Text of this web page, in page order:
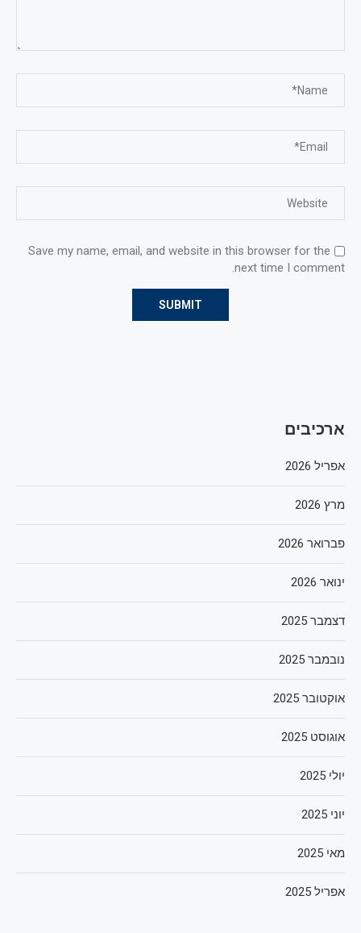
Save my name, email, and website in this browser for the
next time I comment.
ארכיבים
אפריל 2026
מרץ 2026
פברואר 2026
ינואר 2026
דצמבר 2025
נובמבר 2025
אוקטובר 2025
אוגוסט 2025
יולי 2025
יוני 2025
מאי 2025
אפריל 2025